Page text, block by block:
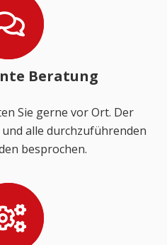
Beratung
Sie gerne vor Ort. Der
alle durchzuführenden
besprochen.